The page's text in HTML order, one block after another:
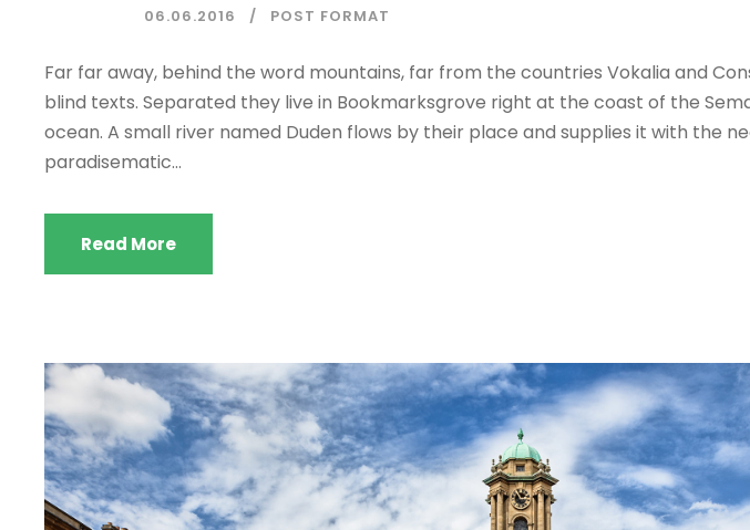
о
г
р
а
а
06.06.2016 POST FORMAT
Far far away, behind the word mountains, far from the countries Vokalia and
blind texts. Separated they live in Bookmarksgrove right at the coast of the
ocean. A small river named Duden flows by their place and supplies it with the
paradisematic...
Read More